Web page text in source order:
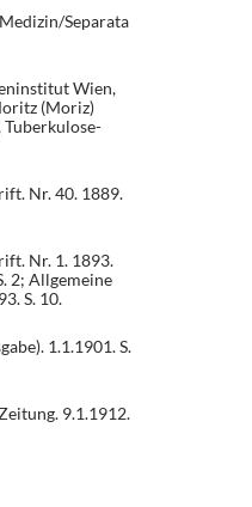
Separata
Wien,
(Moriz)
Tuberkulose-
Nr. 40. 1889.
Nr. 1. 1893.
2; Allgemeine
S. 10.
1.1.1901. S.
9.1.1912.